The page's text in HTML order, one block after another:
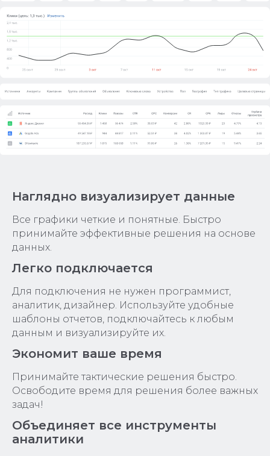
Наглядно визуализирует данные
Все графики четкие и понятные. Быстро
принимайте эффективные решения на основе
данных.
Легко подключается
Для подключения не нужен программист,
аналитик, дизайнер. Используйте удобные
шаблоны отчетов, подключайтесь к любым
данным и визуализируйте их.
Экономит ваше время
Принимайте тактические решения быстро.
Освободите время для решения более важных
задач!
Объединяет все инструменты
аналитики